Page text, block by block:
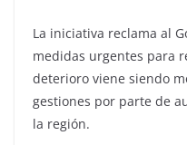
La iniciativa reclama al
medidas urgentes para
deterioro viene siendo
gestiones por parte de
la región.